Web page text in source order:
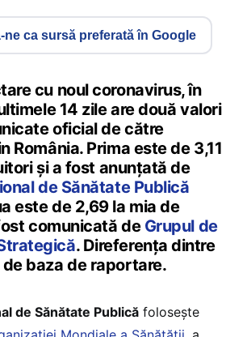
ne ca sursă preferată în Google
cu noul coronavirus, în
14 zile are două valori
oficial de către
România. Prima este de 3,11
și a fost anunțată de
de Sănătate Publică
este de 2,69 la mia de
comunicată de Grupul de
. Direferența dintre
baza de raportare.
de Sănătate Publică folosește